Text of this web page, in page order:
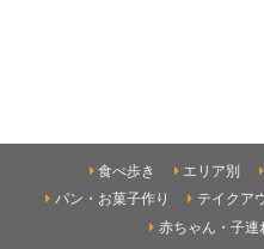
食べ歩き エリア別
パン・お菓子作り
テイクア
赤ちゃん・子連